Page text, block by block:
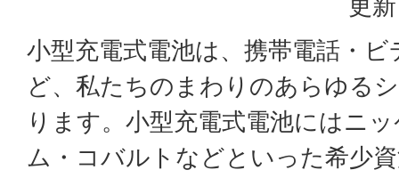
更
小型充電式電池は、携帯電話・
ど、私たちのまわりのあらゆる
ります。小型充電式電池にはニ
ム・コバルトなどといった希少